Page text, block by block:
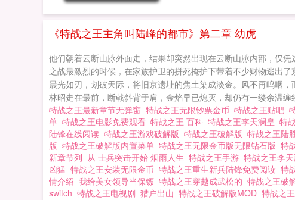
《特战之王主角叫陆峰的都市》第二章 幼虎
他们朝着云断山脉外面走，结果却突然出现在云断山脉内部，仅
之战最激烈的时候，在家族护卫的拼死掩护下带着不少财物逃出
晨光如刃，划破天际，将旧京遗址的焦土染成淡金。风不再呜咽
林昭走在最前，断戟斜背于肩，金焰早已熄灭，却仍有一缕余温缠
特战之王最新章节无弹窗 特战之王无限钞票金币 特战之王贴吧
单 特战之王电影免费观看 特战之王 百科 特战之王李天澜皇 特
陆锋在线阅读 特战之王游戏破解版 特战之王破解版 特战之王陆
版 特战之王破解版内置菜单 特战之王无限金币版无限钻石版 特
新章节列 从 士兵突击开始 烟雨人生 特战之王手游 特战之王李
凶猛 特战之王安装无限金币 特战之王重生新兵陆锋免费阅读 特
情介绍 我给美女领导当保镖 特战之王穿越成武松的 特战之王破
switch 特战之王电视剧 猎户出山 特战之王破解版MOD 特战之